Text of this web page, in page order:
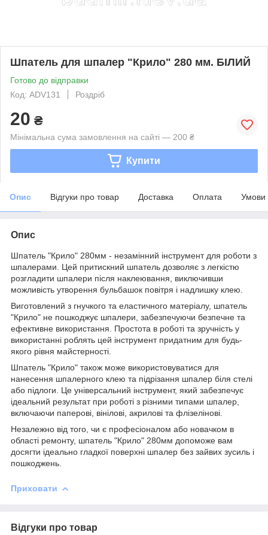
Шпатель для шпалер "Крило" 280 мм. БІЛИЙ
Готово до відправки
Код: ADV131
Роздріб
20 ₴
Мінімальна сума замовлення на сайті — 200 ₴
Купити
Опис Відгуки про товар Доставка Оплата Умови
Опис
Шпатель "Крило" 280мм - незамінний інструмент для роботи з
шпалерами. Цей притискний шпатель дозволяє з легкістю
розгладити шпалери після наклеювання, виключивши
можливість утворення бульбашок повітря і надлишку клею.
Виготовлений з гнучкого та еластичного матеріалу, шпатель
"Крило" не пошкоджує шпалери, забезпечуючи безпечне та
ефективне використання. Простота в роботі та зручність у
використанні роблять цей інструмент придатним для будь-
якого рівня майстерності.
Шпатель "Крило" також може використовуватися для
нанесення шпалерного клею та підрізання шпалер біля стелі
або підлоги. Це універсальний інструмент, який забезпечує
ідеальний результат при роботі з різними типами шпалер,
включаючи паперові, вінілові, акрилові та флізелінові.
Незалежно від того, чи є професіоналом або новачком в
області ремонту, шпатель "Крило" 280мм допоможе вам
досягти ідеально гладкої поверхні шпалер без зайвих зусиль і
пошкоджень.
Приховати
Відгуки про товар